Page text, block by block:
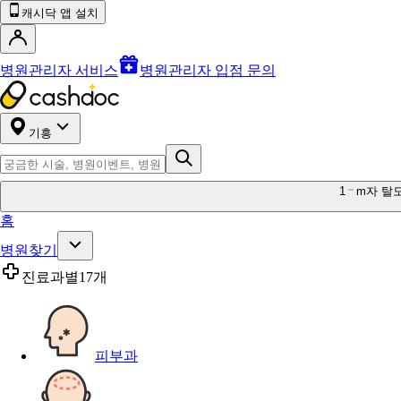
캐시닥 앱 설치
병원관리자 서비스 병원관리자 입점 문의
기흥
1 m자 탈
홈
병원찾기
진료과별17개
피부과